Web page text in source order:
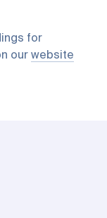
for
our website